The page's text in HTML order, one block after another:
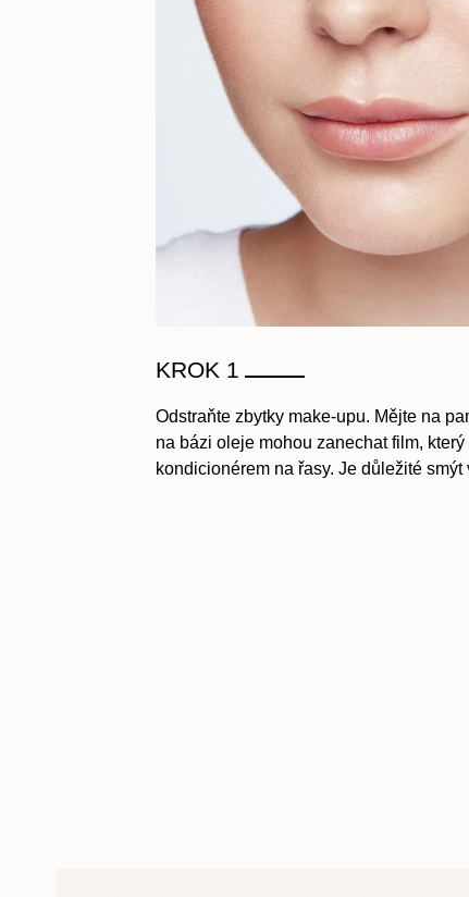
KROK 1
Odstraňte zbytky make-upu. Mějte na
na bázi oleje mohou zanechat film,
kondicionérem na řasy. Je důležité smýt